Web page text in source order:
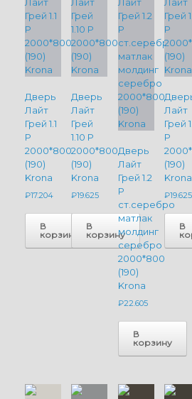
Дверь
Лайт
Грей 1.1
P
2000*800
(190)
Krona
₽17.204
В
корзину
Дверь
Лайт
Грей
1.10 P
2000*800
(190)
Krona
₽19.625
В
корзину
Дверь
Лайт
Грей 1.2
P
ст.серебро
матлак
молдинг
серебро
2000*800
(190)
Krona
₽22.605
В
корзину
Лайт
Грей
P
(190)
Krona
₽19.625
В